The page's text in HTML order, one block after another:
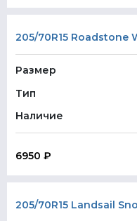
205/70R15 Roadstone
Размер
Тип
Наличие
6950 ₽
205/70R15 Landsail